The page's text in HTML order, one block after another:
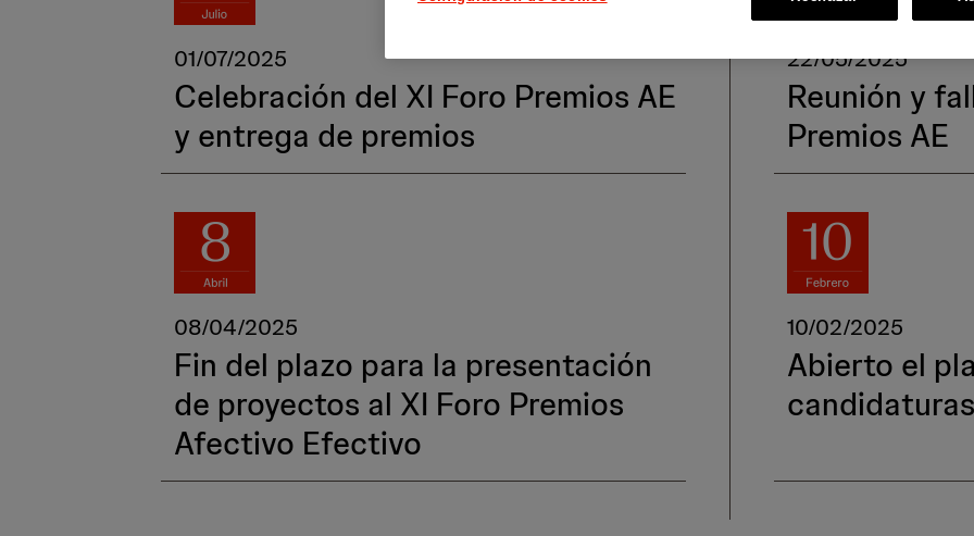
01/07/2025
Celebración del XI Foro Premios AE
y entrega de premios
22/05/2025
Reunión y
Premios AE
08/04/2025
Fin del plazo para la presentación
de proyectos al XI Foro Premios
Afectivo Efectivo
10/02/2025
Abierto el